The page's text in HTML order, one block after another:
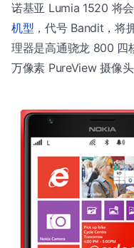
诺基亚 Lumia 1520 将
机型 ，代号 Bandit，将
理器是高通骁龙 800 四
万像素 PureView 摄像